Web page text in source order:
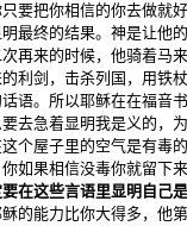
要把你相信的你去做就
最终的结果。神是让他
再来的时候，他骑着马
利剑，击杀列国，用铁
语。所以耶稣在在福音
去急着显明我是义的，
个屋子里的空气是有毒
如果相信没毒你就留下
在这些言语里显明自己
的能力比你大得多，他